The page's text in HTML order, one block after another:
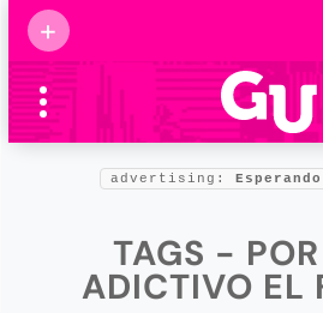
+
Supermamás
2025
Marcas de
confianza
Foro salud
advertising:
TAGS -
ADICTIVO EL